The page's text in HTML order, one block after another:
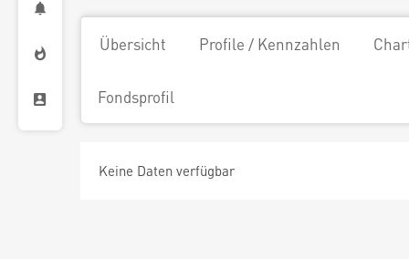
Übersicht Profile / Kennzahlen
Fondsprofil
Keine Daten verfügbar